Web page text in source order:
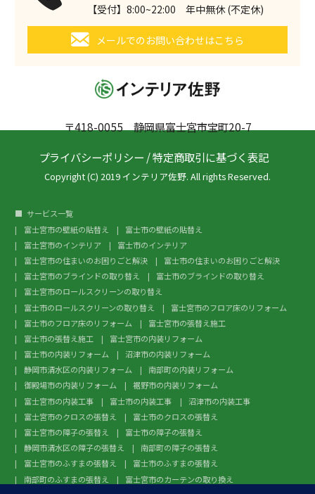
〒418-0055 静岡県富士宮市宝町20-7
【受付】8:00~22:00 年中無休 (不定休)
メールでのお問い合わせはこちら
プライバシーポリシー /特定商取引に基づく表記
Copyright (C) 2019 インテリア佐野. All rights Reserved.
サービス一覧
富士宮市の壁紙の貼替え
富士市の壁紙の貼替え
富士宮市のインテリア
富士市のインテリア
富士宮市の住まいのお困りごと解決
富士市の住まいのお困りごと解決
富士宮市のブラインドの取り替え
富士市のブラインドの取り替え
富士宮市のロールスクリーンの取り替え
富士市のロールスクリーンの取り替え
富士宮市のフロア床のリフォーム
富士市のフロア床のリフォーム
富士宮市の張替え施工
富士市の張替え施工
富士宮市の内装リフォーム
富士市の内装リフォーム
沼津市の内装リフォーム
静岡市清水区の内装リフォーム
南部町の内装リフォーム
御殿場市の内装リフォーム
裾野市の内装リフォーム
富士宮市の内装工事
富士市の内装工事
沼津市の内装工事
富士宮市のクロスの張替え
富士市のクロスの張替え
富士宮市の障子の張替え
富士市の障子の張替え
静岡市清水区の障子の張替え
南部町の障子の張替え
富士宮市のふすまの張替え
富士市のふすまの張替え
南部町のふすまの張替え
富士宮市のカーテンの取り換え